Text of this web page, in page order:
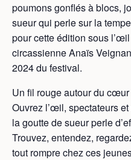
poumons gonflés à blocs,
sueur qui perle sur la
pour cette édition sous
circassienne Anaïs
2024 du festival.
Un fil rouge autour du cœur
Ouvrez l’œil, spectateurs
la goutte de sueur perle
Trouvez, entendez,
tout rompre chez ces